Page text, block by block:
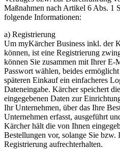
Maßnahmen nach Artikel 6 Abs. 1
folgende Informationen:
a) Registrierung
Um myKärcher Business inkl. der
können, ist eine Registrierung
können Sie zusammen mit Ihrer E-
Passwort wählen, beides
späteren Einkauf ein einfacheres
Dateneingabe. Kärcher speichert
eingegebenen Daten zur
Ihr Unternehmen, über das Ihre
Unternehmen erfasst, ausgeführt
Kärcher hält die von Ihnen
Bestellungen vor, solange Sie bzw.
Registrierung aufrechterhalten.